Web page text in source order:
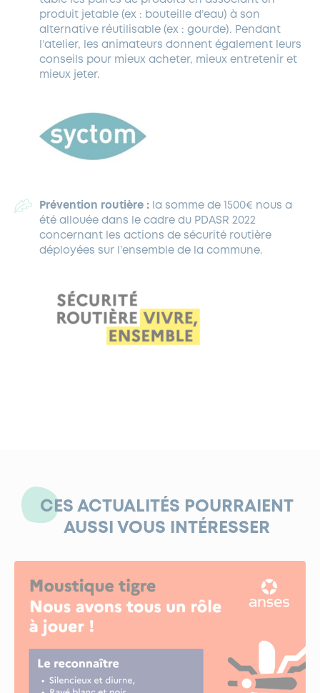
produit jetable (ex : bouteille d’eau) à son
alternative réutilisable (ex : gourde). Pendant
l’atelier, les animateurs donnent également leurs
conseils pour mieux acheter, mieux entretenir et
mieux jeter.
Prévention routière : la somme de 1500€ nous a
été allouée dans le cadre du PDASR 2022
concernant les actions de sécurité routière
déployées sur l’ensemble de la commune.
CES ACTUALITÉS POURRAIENT
AUSSI VOUS INTÉRESSER